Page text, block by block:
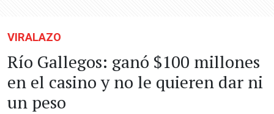
VIRALAZO
Río Gallegos: ganó $100 millones
en el casino y no le quieren dar ni
un peso